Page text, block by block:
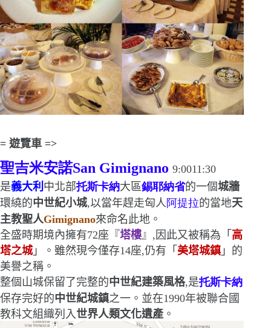
= 遊覽車 =>
聖吉米安諾San Gimignano 9:0011:30
是義大利 中北部托斯卡納大區錫耶納省的一個城牆
環繞的中世紀小城,以當年趕走匈人 阿提拉的當地天
主教聖人Gimignano來命名此地。
全盛時期境內擁有72座『 塔樓』,因此又被稱為「 高
塔之城」。雖然現今僅存14座,仍有「 美塔城鎮 」的
美譽之稱。
整個山城保留了完整的中世紀建築風格,是托斯卡納
保存完好的中世紀城鎮之一。並在1990年被聯合國
教科文組織列入世界人類文化遺產 。